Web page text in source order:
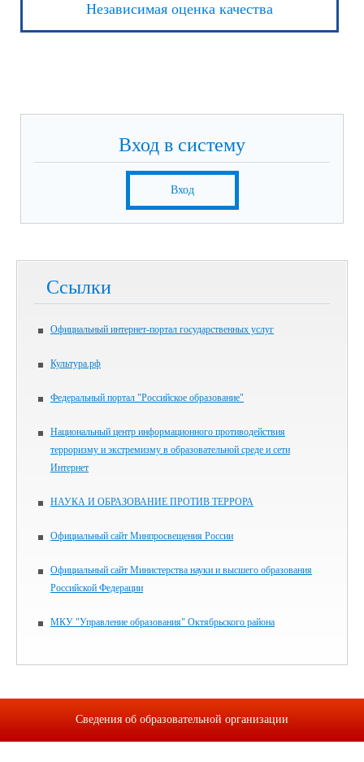
Независимая оценка качества
Вход в систему
Вход
Ссылки
Официальный интернет-портал государственных услуг
Культура.рф
Федеральный портал "Российское образование"
Национальный центр информационного противодействия
терроризму и экстремизму в образовательной среде и сети
Интернет
НАУКА И ОБРАЗОВАНИЕ ПРОТИВ ТЕРРОРА
Официальный сайт Минпросвещения России
Официальный сайт Министерства науки и высшего образования
Российской Федерации
МКУ "Управление образования" Октябрьского района
Сведения об образовательной организации